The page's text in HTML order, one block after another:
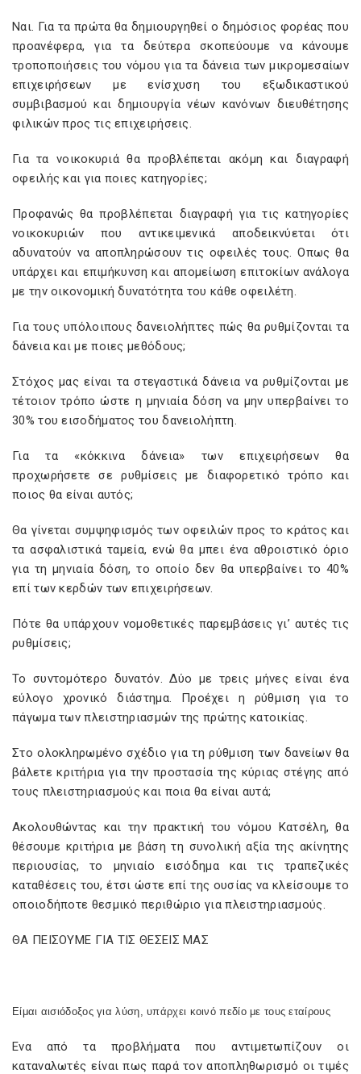
Ναι. Για τα πρώτα θα δημιουργηθεί ο δημόσιος φορέας που
προανέφερα, για τα δεύτερα σκοπεύουμε να κάνουμε
τροποποιήσεις του νόμου για τα δάνεια των μικρομεσαίων
επιχειρήσεων με ενίσχυση του εξωδικαστικού
συμβιβασμού και δημιουργία νέων κανόνων διευθέτησης
φιλικών προς τις επιχειρήσεις.
Για τα νοικοκυριά θα προβλέπεται ακόμη και διαγραφή
οφειλής και για ποιες κατηγορίες;
Προφανώς θα προβλέπεται διαγραφή για τις κατηγορίες
νοικοκυριών που αντικειμενικά αποδεικνύεται ότι
αδυνατούν να αποπληρώσουν τις οφειλές τους. Οπως θα
υπάρχει και επιμήκυνση και απομείωση επιτοκίων ανάλογα
με την οικονομική δυνατότητα του κάθε οφειλέτη.
Για τους υπόλοιπους δανειολήπτες πώς θα ρυθμίζονται τα
δάνεια και με ποιες μεθόδους;
Στόχος μας είναι τα στεγαστικά δάνεια να ρυθμίζονται με
τέτοιον τρόπο ώστε η μηνιαία δόση να μην υπερβαίνει το
30% του εισοδήματος του δανειολήπτη.
Για τα «κόκκινα δάνεια» των επιχειρήσεων θα
προχωρήσετε σε ρυθμίσεις με διαφορετικό τρόπο και
ποιος θα είναι αυτός;
Θα γίνεται συμψηφισμός των οφειλών προς το κράτος και
τα ασφαλιστικά ταμεία, ενώ θα μπει ένα αθροιστικό όριο
για τη μηνιαία δόση, το οποίο δεν θα υπερβαίνει το 40%
επί των κερδών των επιχειρήσεων.
Πότε θα υπάρχουν νομοθετικές παρεμβάσεις γι’ αυτές τις
ρυθμίσεις;
Το συντομότερο δυνατόν. Δύο με τρεις μήνες είναι ένα
εύλογο χρονικό διάστημα. Προέχει η ρύθμιση για το
πάγωμα των πλειστηριασμών της πρώτης κατοικίας.
Στο ολοκληρωμένο σχέδιο για τη ρύθμιση των δανείων θα
βάλετε κριτήρια για την προστασία της κύριας στέγης από
τους πλειστηριασμούς και ποια θα είναι αυτά;
Ακολουθώντας και την πρακτική του νόμου Κατσέλη, θα
θέσουμε κριτήρια με βάση τη συνολική αξία της ακίνητης
περιουσίας, το μηνιαίο εισόδημα και τις τραπεζικές
καταθέσεις του, έτσι ώστε επί της ουσίας να κλείσουμε το
οποιοδήποτε θεσμικό περιθώριο για πλειστηριασμούς.
ΘΑ ΠΕΙΣΟΥΜΕ ΓΙΑ ΤΙΣ ΘΕΣΕΙΣ ΜΑΣ
Είμαι αισιόδοξος για λύση, υπάρχει κοινό πεδίο με τους εταίρους
Ενα από τα προβλήματα που αντιμετωπίζουν οι
καταναλωτές είναι πως παρά τον αποπληθωρισμό οι τιμές